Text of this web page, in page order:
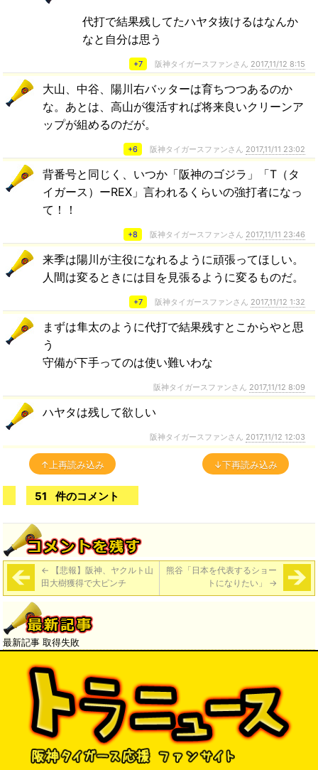
代打で結果残してたハヤタ抜けるはなんか
なと自分は思う
+7 阪神タイガースファンさん 2017,11/12 8:15
大山、中谷、陽川右バッターは育ちつつあるのか
な。あとは、高山が復活すれば将来良いクリーンア
ップが組めるのだが。
+6 阪神タイガースファンさん 2017,11/11 23:02
背番号と同じく、いつか「阪神のゴジラ」「T（タ
イガース）ーREX」言われるくらいの強打者になっ
て！！
+8 阪神タイガースファンさん 2017,11/11 23:46
来季は陽川が主役になれるように頑張ってほしい。
人間は変るときには目を見張るように変るものだ。
+7 阪神タイガースファンさん 2017,11/12 1:32
まずは隼太のように代打で結果残すとこからやと思
う
守備が下手ってのは使い難いわな
阪神タイガースファンさん 2017,11/12 8:09
ハヤタは残して欲しい
阪神タイガースファンさん 2017,11/12 12:03
↑上再読み込み ↓下再読み込み
51 件のコメント
← 【悲報】阪神、ヤクルト山
田大樹獲得で大ピンチ
熊谷「日本を代表するショー
トになりたい」 →
最新記事 取得失敗